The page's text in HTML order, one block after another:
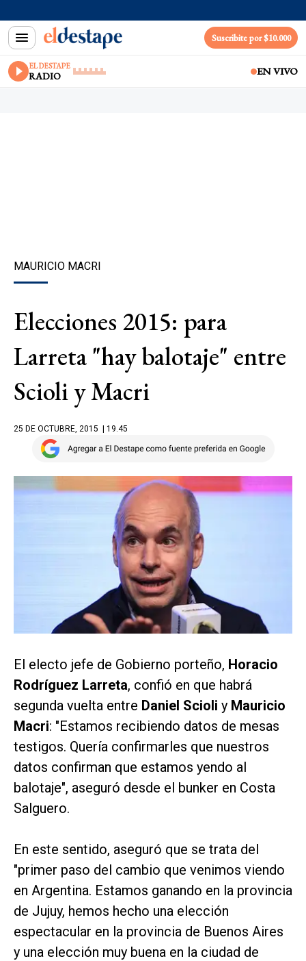
Suscribite por $10.000
EL DESTAPE
RADIO EN VIVO
MAURICIO MACRI
Elecciones 2015: para
Larreta "hay balotaje" entre
Scioli y Macri
25 DE OCTUBRE, 2015 | 19.45
El electo jefe de Gobierno porteño, Horacio
Rodríguez Larreta, confió en que habrá
segunda vuelta entre Daniel Scioli y Mauricio
Macri: "Estamos recibiendo datos de mesas
testigos. Quería confirmarles que nuestros
datos confirman que estamos yendo al
balotaje", aseguró desde el bunker en Costa
Salguero.
En este sentido, aseguró que se trata del
"primer paso del cambio que venimos viendo
en Argentina. Estamos ganando en la provincia
de Jujuy, hemos hecho una elección
espectacular en la provincia de Buenos Aires
y una elección muy buena en la ciudad de